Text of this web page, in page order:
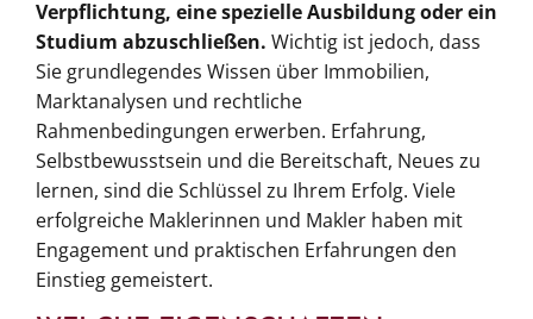
Verpflichtung, eine spezielle Ausbildung oder ein
Studium abzuschließen. Wichtig ist jedoch, dass
Sie grundlegendes Wissen über Immobilien,
Marktanalysen und rechtliche
Rahmenbedingungen erwerben. Erfahrung,
Selbstbewusstsein und die Bereitschaft, Neues zu
lernen, sind die Schlüssel zu Ihrem Erfolg. Viele
erfolgreiche Maklerinnen und Makler haben mit
Engagement und praktischen Erfahrungen den
Einstieg gemeistert.